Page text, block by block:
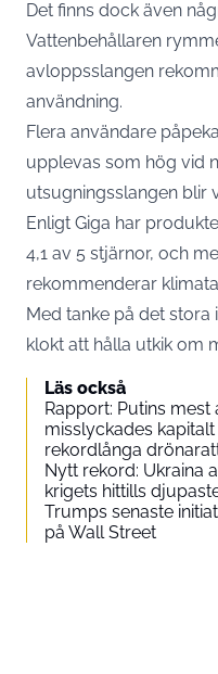
Det finns dock även
Vattenbehållaren
avloppsslangen
användning.
Flera användare
upplevas som hög vid
utsugningsslangen blir
Enligt Giga har
4,1 av 5 stjärnor, och
rekommenderar
Med tanke på det stora
klokt att hålla utkik om
Läs också
Rapport: Putins
misslyckades
rekordlånga
Nytt rekord: Ukraina
krigets hittills
Trumps senaste
på Wall Street